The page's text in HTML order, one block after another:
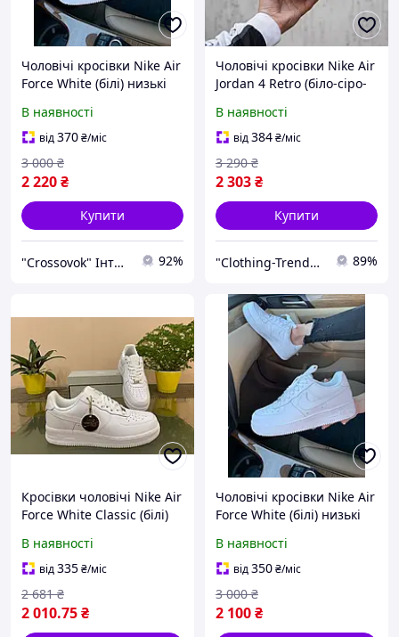
Чоловічі кросівки Nike Air
Force White (білі) низькі
монохром класика N003
cross
В наявності
від370₴/міс
2 220₴
3 000 ₴
Купити
"Crossovok" Інтернет-магазин 92%
Чоловічі кросівки Nike Air
Jordan 4 Retro (біло-сіро-
класні спортивні КІТ2386
тренд
В наявності
від384₴/міс
2 303₴
3 290 ₴
Купити
"Clothing-Trend" Інтернет-магазин 89%
Кросівки чоловічі Nike Air
Force White Classic (білі)
кроси монохром D272
тренд
В наявності
від335₴/міс
2 010.75₴
2 681 ₴
Чоловічі кросівки Nike Air
Force White (білі) низькі
монохром класика N003
тренд
В наявності
від350₴/міс
2 100₴
3 000 ₴